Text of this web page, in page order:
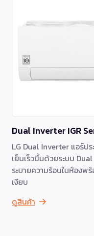
Dual Inverter IGR
LG Dual Inverter แอร์ป
เย็นเร็วขึ้นด้วยระบบ
ระบายความร้อนในห้องพ
เงียบ
ดูสินค้า